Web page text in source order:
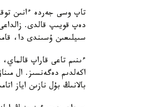
تاپ وسى جەردە ءانىن
دەپ قويىپ قالدى.
سىيلىعىن ۇسىندى دا،
ءىنىم تاعى قاراپ
اكەلدىم دەگەنسىز. ال
بالانىڭ بۇل نازىن اياز